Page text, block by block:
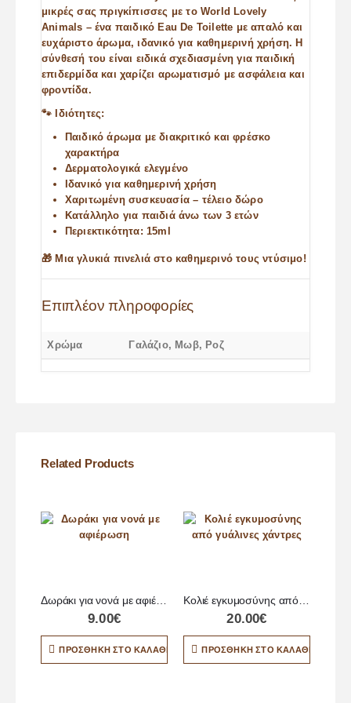
μικρές σας πριγκίπισσες με το World Lovely
Animals – ένα παιδικό Eau De Toilette με απαλό και
ευχάριστο άρωμα, ιδανικό για καθημερινή χρήση. Η
σύνθεσή του είναι ειδικά σχεδιασμένη για παιδική
επιδερμίδα και χαρίζει αρωματισμό με ασφάλεια και
φροντίδα.
🐾 Ιδιότητες:
Παιδικό άρωμα με διακριτικό και φρέσκο
χαρακτήρα
Δερματολογικά ελεγμένο
Ιδανικό για καθημερινή χρήση
Χαριτωμένη συσκευασία – τέλειο δώρο
Κατάλληλο για παιδιά άνω των 3 ετών
Περιεκτικότητα: 15ml
🎁 Μια γλυκιά πινελιά στο καθημερινό τους ντύσιμο!
Επιπλέον πληροφορίες
Χρώμα Γαλάζιο, Μωβ, Ροζ
Related Products
Δωράκι για νονά με αφιέρωση
9.00€
ΠΡΟΣΘΉΚΗ ΣΤΟ ΚΑΛΆΘΙ
20.00€
ΠΡΟΣΘΉΚΗ ΣΤΟ ΚΑΛΆΘΙ